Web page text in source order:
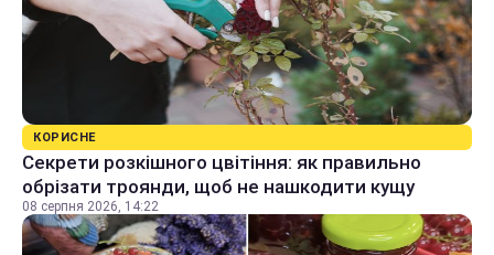
КОРИСНЕ
Секрети розкішного цвітіння: як правильно
обрізати троянди, щоб не нашкодити кущу
08 серпня 2026, 14:22